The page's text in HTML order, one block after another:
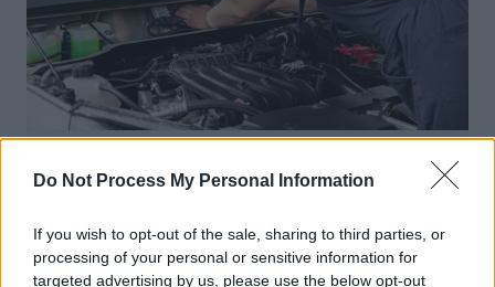
Do Not Process My Personal Information
If you wish to opt-out of the sale, sharing to third parties, or
processing of your personal or sensitive information for
targeted advertising by us, please use the below opt-out
faciliter l’entretien automobile grâce à
une facilité de paiement en plusieurs